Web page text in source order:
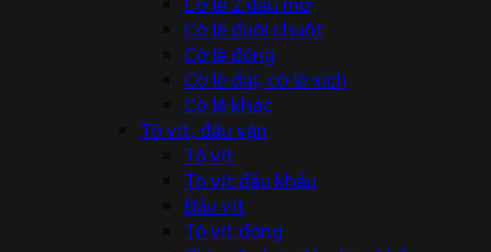
Cờ lê đuôi chuột
Cờ lê đóng
Cờ lê đai, cờ lê xích
Cờ lê khác
Tô vít, đầu vặn
Tô vít
Tô vít đầu khẩu
Đầu vít
Tô vít đóng